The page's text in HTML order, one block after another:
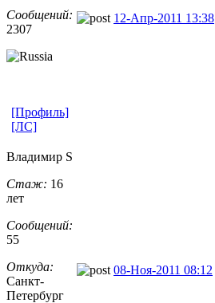
Сообщений:
2307
12-Апр-2011 13:38
[Профиль]
[ЛС]
Владимир S
Стаж: 16
лет
Сообщений:
55
Откуда:
Санкт-
Петерб​ург
08-Ноя-2011 08:12